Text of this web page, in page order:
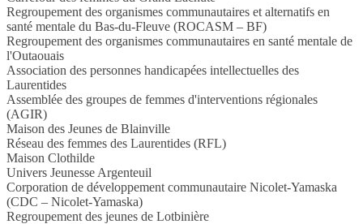
Regroupement des organismes communautaires et alternatifs en
santé mentale du Bas-du-Fleuve (ROCASM – BF)
Regroupement des organismes communautaires en santé mentale de
l'Outaouais
Association des personnes handicapées intellectuelles des
Laurentides
Assemblée des groupes de femmes d'interventions régionales
(AGIR)
Maison des Jeunes de Blainville
Réseau des femmes des Laurentides (RFL)
Maison Clothilde
Univers Jeunesse Argenteuil
Corporation de développement communautaire Nicolet-Yamaska
(CDC – Nicolet-Yamaska)
Regroupement des jeunes de Lotbinière